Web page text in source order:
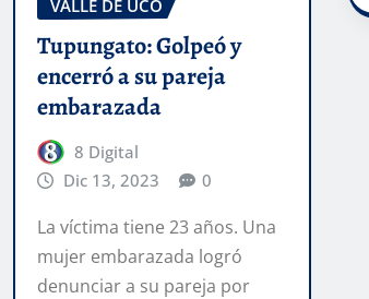
VALLE DE UCO
Tupungato: Golpeó y
encerró a su pareja
embarazada
8 Digital
Dic 13, 2023
0
La víctima tiene 23 años. Una
mujer embarazada logró
denunciar a su pareja por